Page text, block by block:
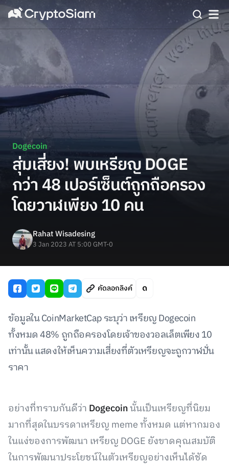
Dogecoin
สุ่มเสี่ยง! พบเหรียญ DOGE
กว่า 48 เปอร์เซ็นต์ถูกถือครอง
โดยวาฬเพียง 10 คน
Rahat Wisadesing
3 Jan 2023 AT 5:00 GMT-0
คัดลอกลิงค์
ข้อมูลใน CoinMarketCap ระบุว่า เหรียญ Dogecoin
ทั้งหมด 48% ถูกถือครองโดยเจ้าของวอลเล็ตเพียง 10
เท่านั้น แสดงให้เห็นความเสี่ยงที่ตัวเหรียญจะถูกวาฬปั่น
ราคา
อย่างที่ทราบกันดีว่า Dogecoinนั้นเป็นเหรียญที่นิยม
มากที่สุดในบรรดาเหรียญ meme ทั้งหมด แต่หากมอง
ในแง่ของการพัฒนา เหรียญ DOGE ยังขาดคุณสมบัติ
ในการพัฒนาประโยชน์ในตัวเหรียญอย่างเห็นได้ชัด